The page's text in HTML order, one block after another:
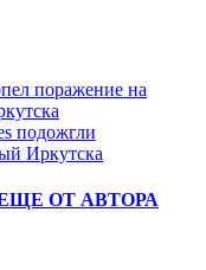
поражение на
подожгли
Иркутска
ОТ АВТОРА